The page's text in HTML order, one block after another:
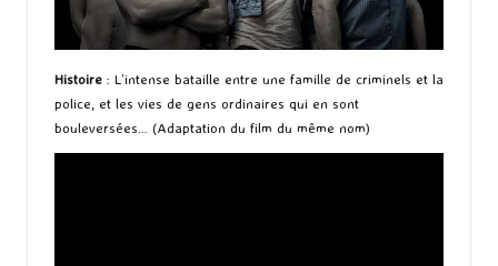
Histoire : L’intense bataille entre une famille de criminels et la
police, et les vies de gens ordinaires qui en sont
bouleversées… (Adaptation du film du même nom)